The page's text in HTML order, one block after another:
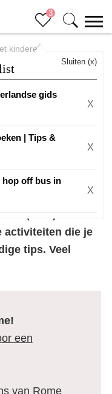
3
Sluiten (x)
gids
X
| Tips &
X
hop off bus in
X
kinderen
Leuk! Rome is
te ontdekken
In dit
activiteiten die je
tips. Veel
een
van Rome